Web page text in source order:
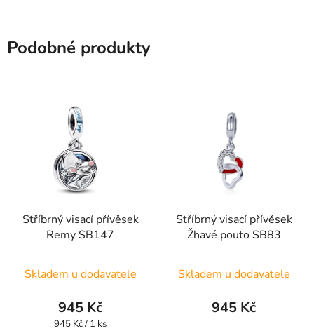
Podobné produkty
Stříbrný visací přívěsek
Remy SB147
Skladem u dodavatele
945 Kč
Měrná
945 Kč / 1 ks
Stříbrný visací přívěsek
Žhavé pouto SB83
hodnocení
produktu
Skladem u dodavatele
945 Kč